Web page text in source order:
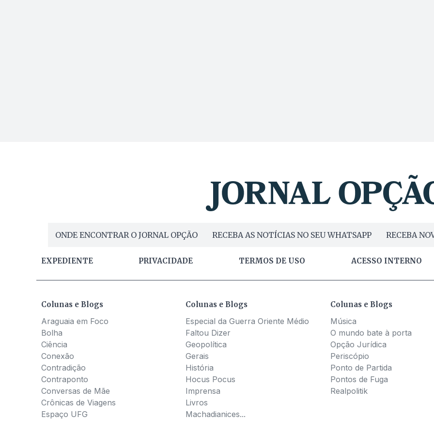
ONDE ENCONTRAR O JORNAL OPÇÃO RECEBA AS NOTÍCIAS NO SEU WHATSAPP RECEBA
EXPEDIENTE PRIVACIDADE TERMOS DE USO ACESSO INTERNO
Colunas e Blogs
Araguaia em Foco
Bolha
Ciência
Conexão
Contradição
Contraponto
Conversas de Mãe
Crônicas de Viagens
Espaço UFG
Colunas e Blogs
Especial da Guerra Oriente Médio
Faltou Dizer
Geopolítica
Gerais
História
Hocus Pocus
Imprensa
Livros
Machadianices...
Colunas e Blogs
Música
O mundo bate à porta
Opção Jurídica
Periscópio
Ponto de Partida
Pontos de Fuga
Realpolitik